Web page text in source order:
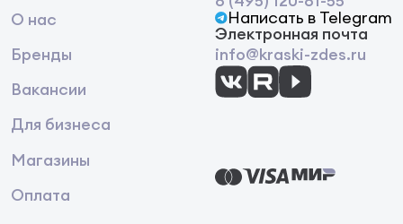
О нас
Бренды
Вакансии
Для бизнеса
Магазины
Оплата
Написать в Telegram
Электронная почта
info@kraski-zdes.ru